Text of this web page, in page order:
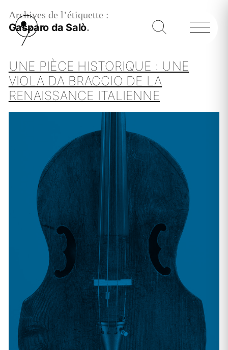
Archives de l’étiquette :
Gasparo da Salò
UNE PIÈCE HISTORIQUE : UNE
VIOLA DA BRACCIO DE LA
RENAISSANCE ITALIENNE